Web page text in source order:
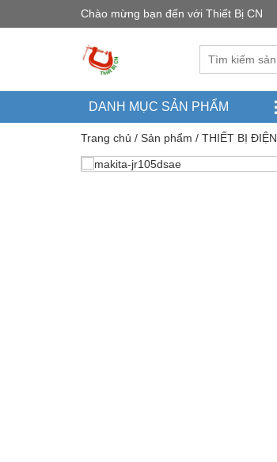
Chào mừng bạn đến với Thiết Bị CN
DANH MỤC SẢN PHẨM
Trang chủ / Sản phẩm / THIẾT BỊ ĐIỆN